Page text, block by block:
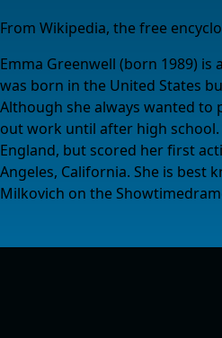
From Wikipedia, the free
Emma Greenwell (born 1989) is
was born in the United States
Although she always wanted to
out work until after high school.
England, but scored her first
Angeles, California. She is best
Milkovich on the